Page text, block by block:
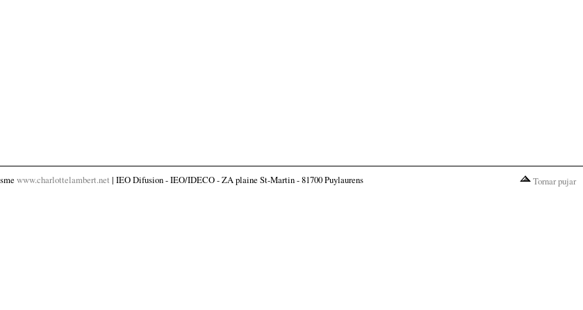
www.charlottelambert.net | IEO Difusion - IEO/IDECO - ZA plaine St-Martin - 81700 Puylaurens Tornar pujar